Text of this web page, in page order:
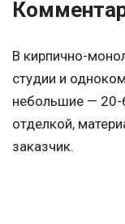
В кирпично-
студии и
небольшие — 20-
отделкой,
заказчик.